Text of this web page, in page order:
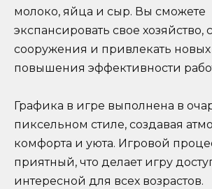
молоко, яйца и сыр. Вы сможете
экспансировать свое хозяйство,
сооружения и привлекать
повышения эффективности
Графика в игре выполнена в
пиксельном стиле, создавая
комфорта и уюта. Игровой
приятный, что делает игру
интересной для всех возрастов.